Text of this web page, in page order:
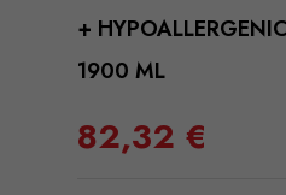
+
1900 ML
82,32 €